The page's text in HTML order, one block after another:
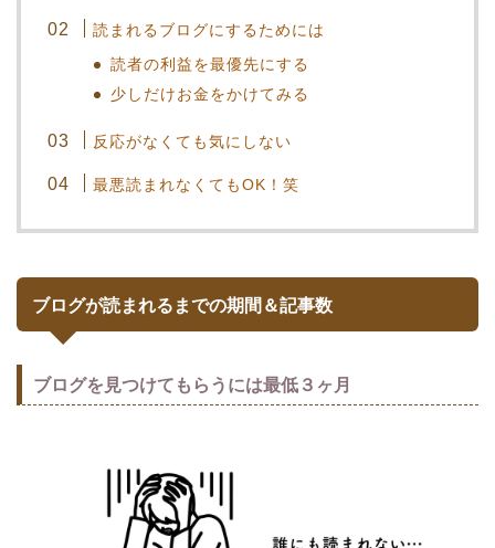
読まれるブログにするためには
読者の利益を最優先にする
少しだけお金をかけてみる
反応がなくても気にしない
最悪読まれなくてもOK！笑
ブログが読まれるまでの期間＆記事数
ブログを見つけてもらうには最低３ヶ月